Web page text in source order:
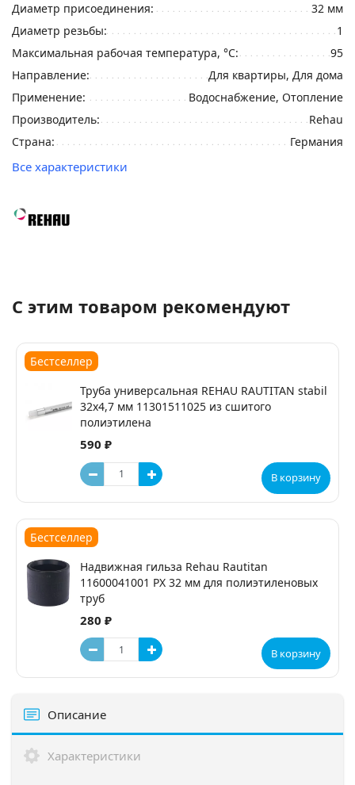
Диаметр присоединения:
32 мм
Диаметр резьбы:
1
Максимальная рабочая температура, °С:
95
Направление:
Для квартиры, Для дома
Применение:
Водоснабжение, Отопление
Производитель:
Rehau
Страна:
Германия
Все характеристики
С этим товаром рекомендуют
Бестселлер
Труба универсальная REHAU RAUTITAN stabil
32х4,7 мм 11301511025 из сшитого
полиэтилена
590 ₽
В корзину
Бестселлер
Надвижная гильза Rehau Rautitan
11600041001 PX 32 мм для полиэтиленовых
труб
280 ₽
В корзину
Описание
Характеристики